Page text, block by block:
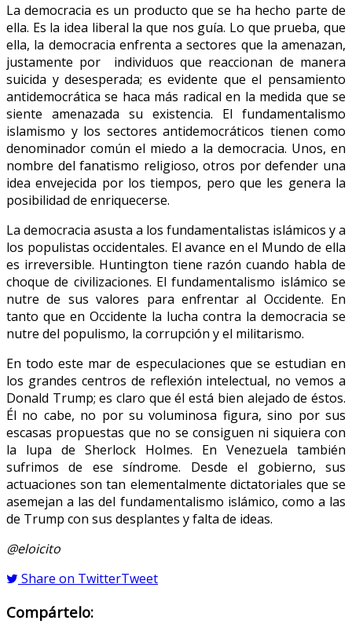
La democracia es un producto que se ha hecho parte de
ella. Es la idea liberal la que nos guía. Lo que prueba, que
ella, la democracia enfrenta a sectores que la amenazan,
justamente por individuos que reaccionan de manera
suicida y desesperada; es evidente que el pensamiento
antidemocrática se haca más radical en la medida que se
siente amenazada su existencia. El fundamentalismo
islamismo y los sectores antidemocráticos tienen como
denominador común el miedo a la democracia. Unos, en
nombre del fanatismo religioso, otros por defender una
idea envejecida por los tiempos, pero que les genera la
posibilidad de enriquecerse.
La democracia asusta a los fundamentalistas islámicos y a
los populistas occidentales. El avance en el Mundo de ella
es irreversible. Huntington tiene razón cuando habla de
choque de civilizaciones. El fundamentalismo islámico se
nutre de sus valores para enfrentar al Occidente. En
tanto que en Occidente la lucha contra la democracia se
nutre del populismo, la corrupción y el militarismo.
En todo este mar de especulaciones que se estudian en
los grandes centros de reflexión intelectual, no vemos a
Donald Trump; es claro que él está bien alejado de éstos.
Él no cabe, no por su voluminosa figura, sino por sus
escasas propuestas que no se consiguen ni siquiera con
la lupa de Sherlock Holmes. En Venezuela también
sufrimos de ese síndrome. Desde el gobierno, sus
actuaciones son tan elementalmente dictatoriales que se
asemejan a las del fundamentalismo islámico, como a las
de Trump con sus desplantes y falta de ideas.
@eloicito
Share on TwitterTweet
Compártelo: